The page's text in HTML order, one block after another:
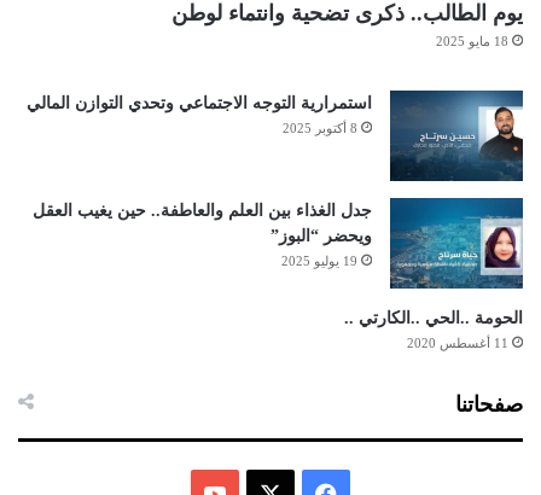
يوم الطالب.. ذكرى تضحية وانتماء لوطن
18 مايو 2025
استمرارية التوجه الاجتماعي وتحدي التوازن المالي
8 أكتوبر 2025
جدل الغذاء بين العلم والعاطفة.. حين يغيب العقل
ويحضر “البوز”
19 يوليو 2025
الحومة ..الحي ..الكارتي ..
11 أغسطس 2020
صفحاتنا